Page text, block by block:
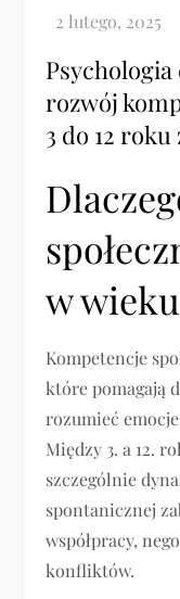
rozwój
3 do 12 roku
w
Kompetencje
które pomagają
rozumieć
Między 3. a 12.
szczególnie
spontanicznej
współpracy,
konfliktów.